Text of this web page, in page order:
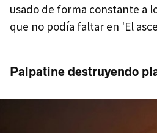
usado de forma constante a
que no podía faltar en 'El
Palpatine destruyendo